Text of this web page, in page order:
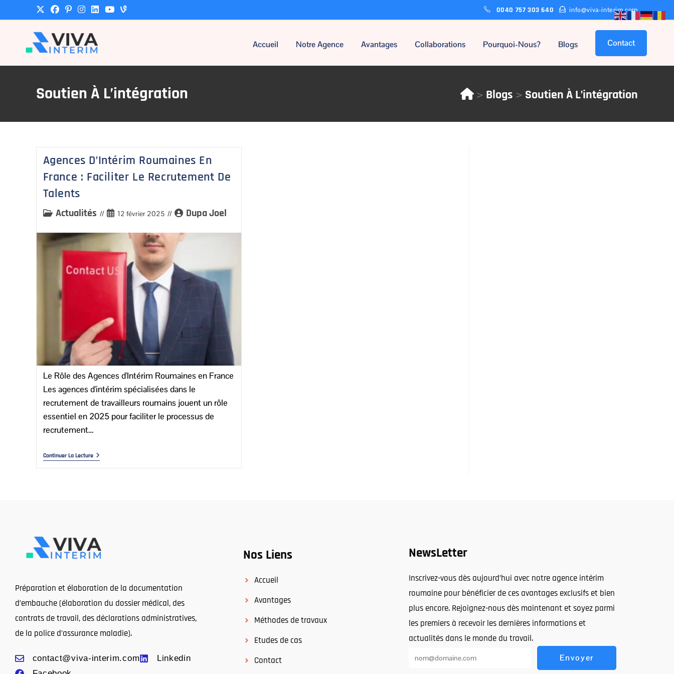
0040 757 303 640 info@viva-interim.com
Accueil Notre Agence Avantages Collaborations Pourquoi-Nous? Blogs Contact
Soutien À L’intégration > Blogs > Soutien À L’intégration
Agences D’Intérim Roumaines En
France : Faciliter Le Recrutement De
Talents
Actualités 12 février 2025 Dupa Joel
Le Rôle des Agences d'Intérim Roumaines en France
Les agences d'intérim spécialisées dans le
recrutement de travailleurs roumains jouent un rôle
essentiel en 2025 pour faciliter le processus de
recrutement…
Continuer La Lecture
Préparation et élaboration de la documentation
d’embauche (élaboration du dossier médical, des
contrats de travail, des déclarations administratives,
de la police d’assurance maladie).
contact@viva-interim.com
Linkedin
Nos Liens
Accueil
Avantages
Méthodes de travaux
Etudes de cas
Contact
NewsLetter
Inscrivez-vous dès aujourd’hui avec notre agence intérim
roumaine pour bénéficier de ces avantages exclusifs et bien
plus encore. Rejoignez-nous dès maintenant et soyez parmi
les premiers à recevoir les dernières informations et
actualités dans le monde du travail.
Envoyer